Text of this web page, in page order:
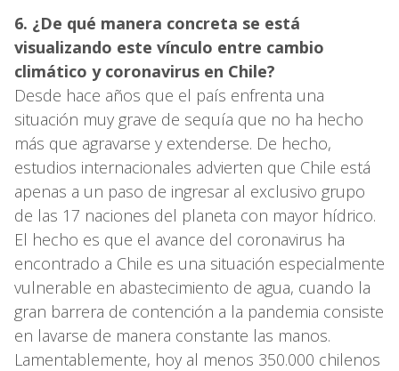
6. ¿De qué manera concreta se está
visualizando este vínculo entre cambio
climático y coronavirus en Chile?
Desde hace años que el país enfrenta una
situación muy grave de sequía que no ha hecho
más que agravarse y extenderse. De hecho,
estudios internacionales advierten que Chile está
apenas a un paso de ingresar al exclusivo grupo
de las 17 naciones del planeta con mayor hídrico.
El hecho es que el avance del coronavirus ha
encontrado a Chile es una situación especialmente
vulnerable en abastecimiento de agua, cuando la
gran barrera de contención a la pandemia consiste
en lavarse de manera constante las manos.
Lamentablemente, hoy al menos 350.000 chilenos